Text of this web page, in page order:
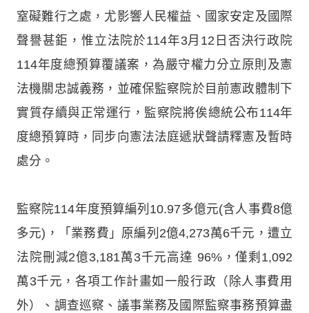
窒礙難行之處，尤影響人民權益、國家安定及國際
聲譽甚鉅，惟立法院於114年3月12日否決行政院
114年度總預算覆議案，為嚴守權力分立原則及憲
法機關忠誠義務，並確保監察院於目前憲政體制下
實質存續與正常運行，監察院將俟總統公布114年
度總預算時，同步向憲法法庭遞狀聲請釋憲及暫時
處分。
監察院114年度預算編列10.97多億元(含人事費8億
多元)，「業務費」原編列2億4,273萬6千元，遭立
法院刪減2億3,181萬3千元高達 96%，僅剩1,092
萬3千元，各項工作計畫如一般行政（除人事費用
外）、調查巡察、議事業務及國際監察事務預算盡